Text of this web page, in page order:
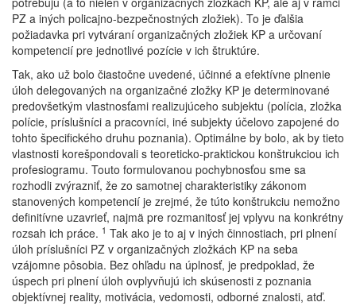
PZ a iných policajno-bezpečnostných zložiek). To je ďalšia
požiadavka pri vytváraní organizačných zložiek KP a určovaní
kompetencií pre jednotlivé pozície v ich štruktúre.
Tak, ako už bolo čiastočne uvedené, účinné a efektívne plnenie
úloh delegovaných na organizačné zložky KP je determinované
predovšetkým vlastnosťami realizujúceho subjektu (polícia, zložka
polície, príslušníci a pracovníci, iné subjekty účelovo zapojené do
tohto špecifického druhu poznania). Optimálne by bolo, ak by tieto
vlastnosti korešpondovali s teoreticko-praktickou konštrukciou ich
profesiogramu. Touto formulovanou pochybnosťou sme sa
rozhodli zvýrazniť, že zo samotnej charakteristiky zákonom
stanovených kompetencií je zrejmé, že túto konštrukciu nemožno
definitívne uzavrieť, najmä pre rozmanitosť jej vplyvu na konkrétny
rozsah ich práce. 1 Tak ako je to aj v iných činnostiach, pri plnení
úloh príslušníci PZ v organizačných zložkách KP na seba
vzájomne pôsobia. Bez ohľadu na úplnosť, je predpoklad, že
úspech pri plnení úloh ovplyvňujú ich skúsenosti z poznania
objektívnej reality, motivácia, vedomosti, odborné znalosti, atď.